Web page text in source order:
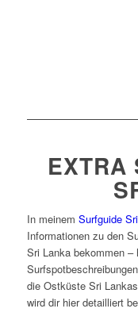
EXTRA
In meinem Surfguide
Informationen zu den
Sri Lanka bekommen
die Ostküste Sri
wird dir hier detailliert